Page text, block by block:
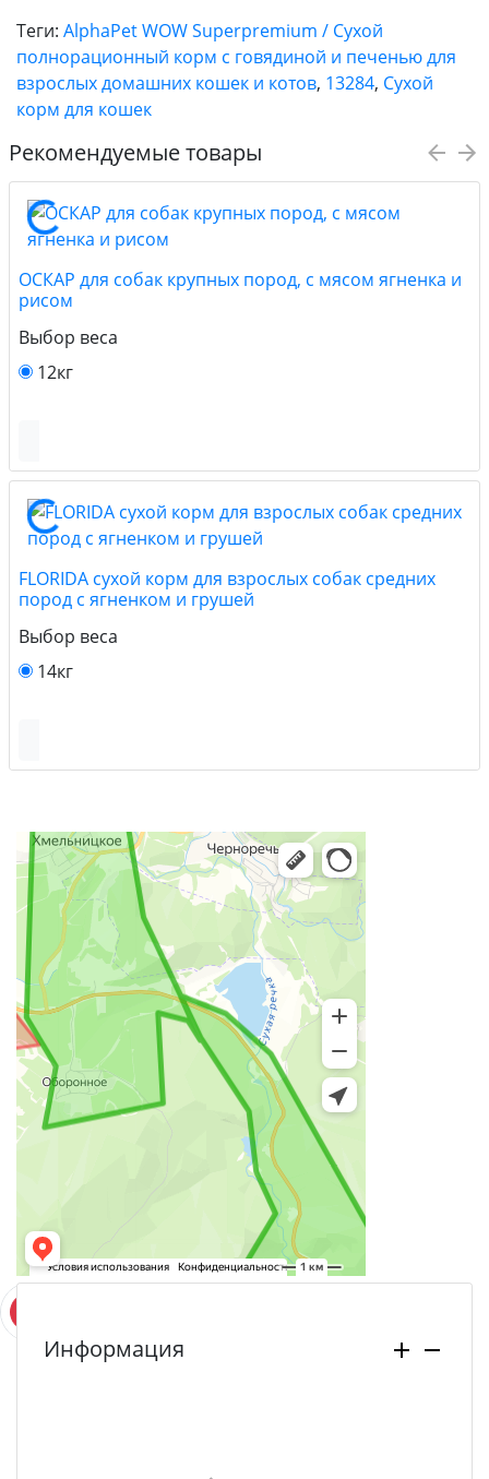
Теги: AlphaPet WOW Superpremium / Сухой
полнорационный корм c говядиной и печенью для
взрослых домашних кошек и котов, 13284, Сухой
корм для кошек
Рекомендуемые товары
ОСКАР для собак крупных пород, с мясом ягненка и
рисом
Выбор веса
12кг
FLORIDA сухой корм для взрослых собак средних
пород с ягненком и грушей
Выбор веса
14кг
Информация